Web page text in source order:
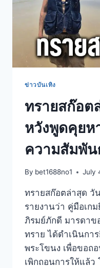
ข่าวบันเทิง
ทรายสก๊อต
หวังพูดคุยห
ความสัมพัน
By bet1688no1 July
ทรายสก๊อตล่าสุด วั
รายงานว่า คู่มือเก
ภิรมย์ภักดี มารดาข
ทราย ได้ดำเนินกา
พระโขนง เพื่อขอถ
เพิกถอนการให้แล้ว